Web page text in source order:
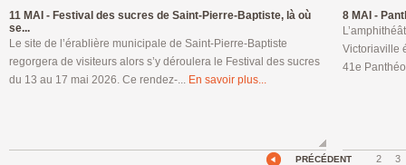
11 MAI - Festival des sucres de Saint-Pierre-Baptiste, là où
se...
Le site de l’érablière municipale de Saint-Pierre-Baptiste
regorgera de visiteurs alors s’y déroulera le Festival des sucres
du 13 au 17 mai 2026. Ce rendez-... En savoir plus...
8 MAI -
Victoriaville
41e
PRÉCÉDENT 2 3